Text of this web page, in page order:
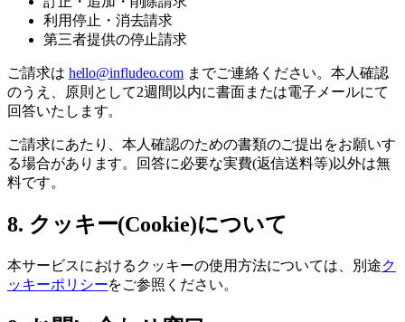
利用停止・消去請求
第三者提供の停止請求
ご請求は hello@infludeo.com までご連絡ください。本人確認
のうえ、原則として2週間以内に書面または電子メールにて
回答いたします。
ご請求にあたり、本人確認のための書類のご提出をお願いす
る場合があります。回答に必要な実費(返信送料等)以外は無
料です。
8. クッキー(Cookie)について
本サービスにおけるクッキーの使用方法については、別途ク
ッキーポリシーをご参照ください。